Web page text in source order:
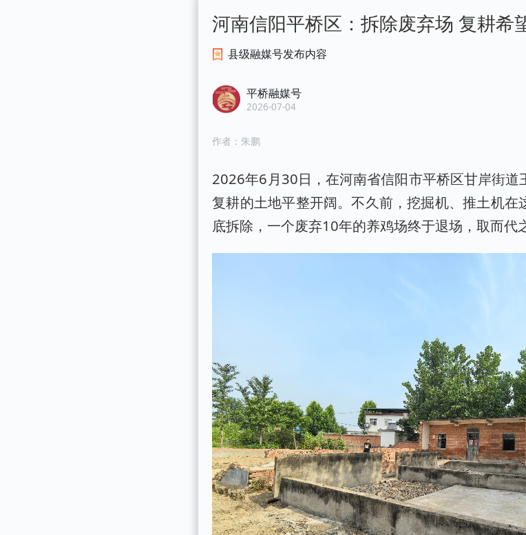
河南信阳平桥区：拆除废弃场 复耕希
县级融媒号发布内容
平桥融媒号
2026-07-04
作者： 朱鹏
2026年6月30日，在河南省信阳市平桥区甘岸街道
复耕的土地平整开阔。不久前，挖掘机、推土机
底拆除，一个废弃10年的养鸡场终于退场，取而代